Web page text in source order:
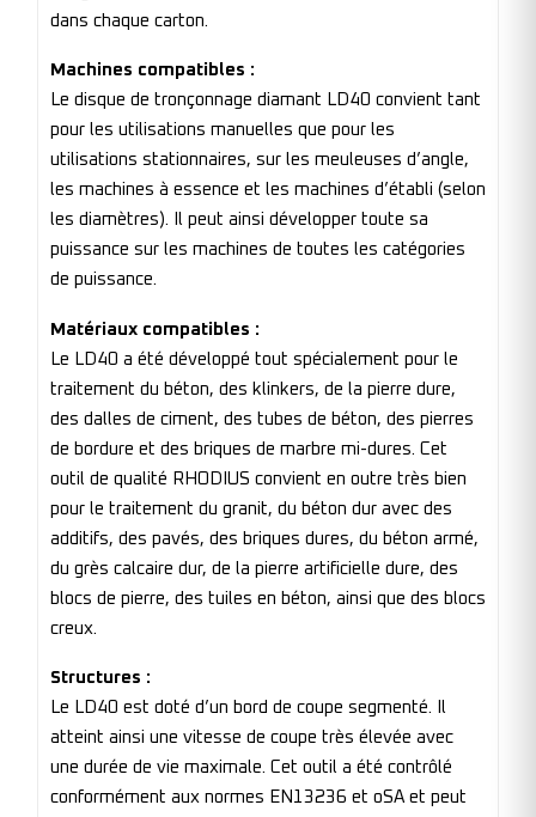
dans chaque carton .
Machines compatibles :
Le disque de tronçonnage diamant LD40 convient tant
pour les utilisations manuelles que pour les
utilisations stationnaires, sur les meuleuses d’angle,
les machines à essence et les machines d’établi (selon
les diamètres). Il peut ainsi développer toute sa
puissance sur les machines de toutes les catégories
de puissance.
Matériaux compatibles :
Le LD40 a été développé tout spécialement pour le
traitement du béton, des klinkers, de la pierre dure,
des dalles de ciment, des tubes de béton, des pierres
de bordure et des briques de marbre mi-dures. Cet
outil de qualité RHODIUS convient en outre très bien
pour le traitement du granit, du béton dur avec des
additifs, des pavés, des briques dures, du béton armé,
du grès calcaire dur, de la pierre artificielle dure, des
blocs de pierre, des tuiles en béton, ainsi que des blocs
creux.
Structures :
Le LD40 est doté d’un bord de coupe segmenté. Il
atteint ainsi une vitesse de coupe très élevée avec
une durée de vie maximale. Cet outil a été contrôlé
conformément aux normes EN13236 et oSA et peut